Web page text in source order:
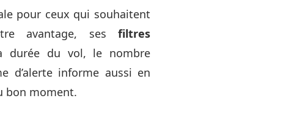
pour ceux qui souhaitent
avantage, sesfiltres
durée du vol, le nombre
d’alerte informe aussi en
bon moment.